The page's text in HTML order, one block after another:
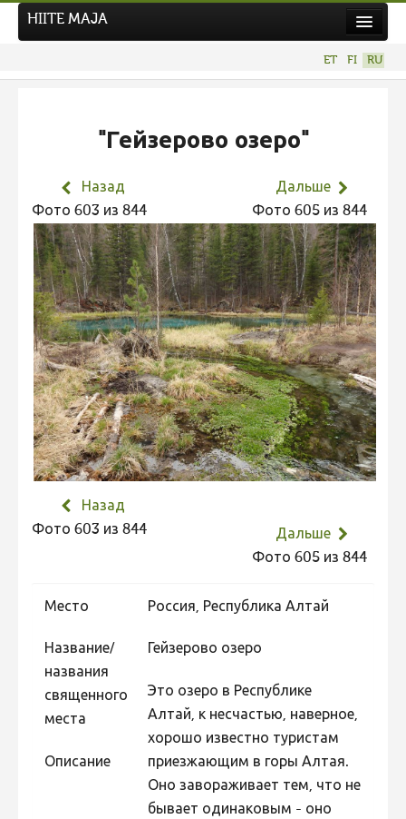
Hiite kuvavõistlus 2026
Фотоконкурс 2025
Не учитываются 2025
Видео 2025
Фотоконкурс 2024
Не учитываются 2024
Видео 2024
Фотоконкурс 2023
Не учитываются 2023
Видео 2023
Не учитываются 2022
Фотоконкурс 2020
Видео 2020
Фотоконкурс 2019
Фотоконкурс 2018
Фотоконкурс 2016
HIITE MAJA
ET FI RU
"Гейзерово озеро"
Назад
Фото 603 из 844
Дальше
Фото 605 из 844
Назад
Фото 603 из 844
Дальше
Фото 605 из 844
Место Россия, Республика Алтай
Название/
названия
священного
места
Гейзерово озеро
Описание
Это озеро в Республике
Алтай, к несчастью, наверное,
хорошо известно туристам
приезжающим в горы Алтая.
Оно завораживает тем, что не
бывает одинаковым - оно